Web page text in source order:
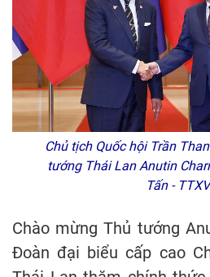
Chủ tịch Quốc hội Trần
tướng Thái Lan Anutin
Tấn -
Chào mừng Thủ tướng
Đoàn đại biểu cấp cao